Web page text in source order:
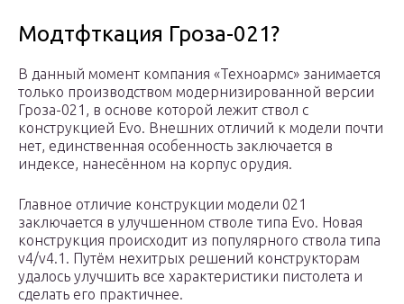
Модтфткация Гроза-021?
В данный момент компания «Техноармс» занимается
только производством модернизированной версии
Гроза-021, в основе которой лежит ствол с
конструкцией Evo. Внешних отличий к модели почти
нет, единственная особенность заключается в
индексе, нанесённом на корпус орудия.
Главное отличие конструкции модели 021
заключается в улучшенном стволе типа Evo. Новая
конструкция происходит из популярного ствола типа
v4/v4.1. Путём нехитрых решений конструкторам
удалось улучшить все характеристики пистолета и
сделать его практичнее.